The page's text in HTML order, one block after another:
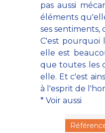
pas aussi
éléments
ses sentiments,
C'est pourquoi
elle est
que toutes les
elle. Et c'est
à l'esprit de
* Voir aussi